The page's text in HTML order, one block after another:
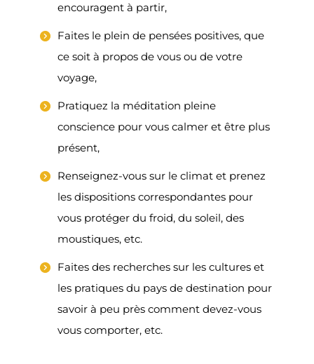
encouragent à partir,
Faites le plein de pensées positives, que
ce soit à propos de vous ou de votre
voyage,
Pratiquez la méditation pleine
conscience pour vous calmer et être plus
présent,
Renseignez-vous sur le climat et prenez
les dispositions correspondantes pour
vous protéger du froid, du soleil, des
moustiques, etc.
Faites des recherches sur les cultures et
les pratiques du pays de destination pour
savoir à peu près comment devez-vous
vous comporter, etc.